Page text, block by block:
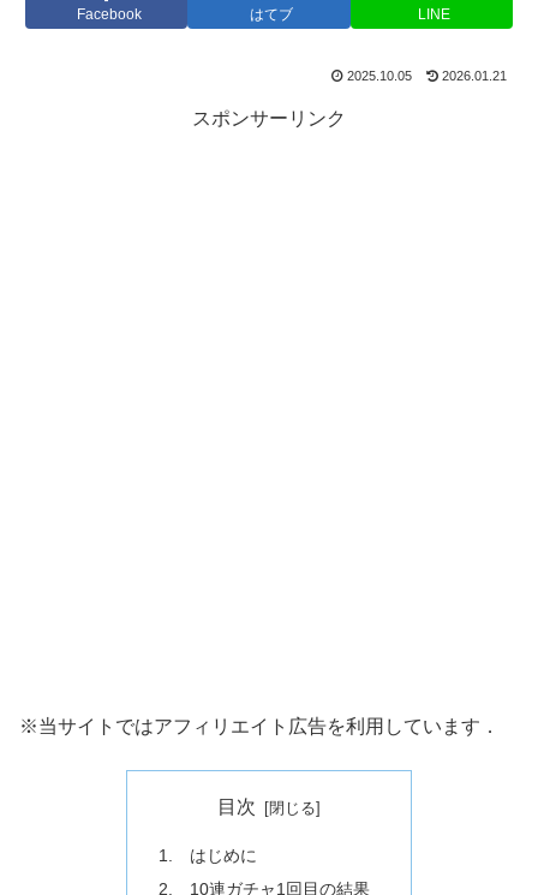
Facebook はてブ LINE
2025.10.05 2026.01.21
スポンサーリンク
※当サイトではアフィリエイト広告を利用しています．
目次
1. はじめに
2. 10連ガチャ1回目の結果